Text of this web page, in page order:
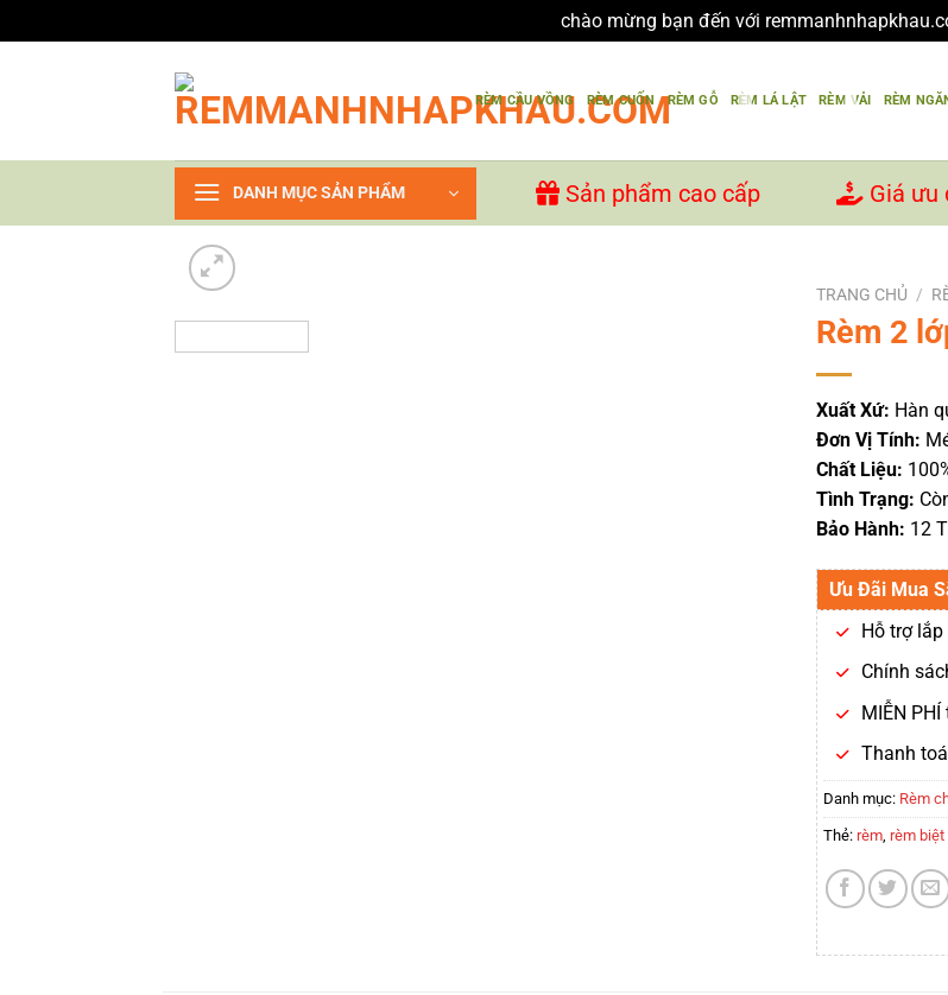
chào mừng bạn đến với
RÈM CẦU VỒNG RÈM CUỐN RÈM GỖ RÈM LÁ LẬT RÈM VẢI RÈM
DANH MỤC SẢN PHẨM Sản phẩm cao cấp Giá ưu
TRANG CHỦ /
Rèm 2
Xuất Xứ: Hàn
Đơn Vị Tính:
Chất Liệu:
Tình Trạng:
Bảo Hành: 12
Ưu Đãi Mua
Hỗ trợ
Chính
MIỄN
Thanh
Danh mục: Rèm
Thẻ: rèm rèm